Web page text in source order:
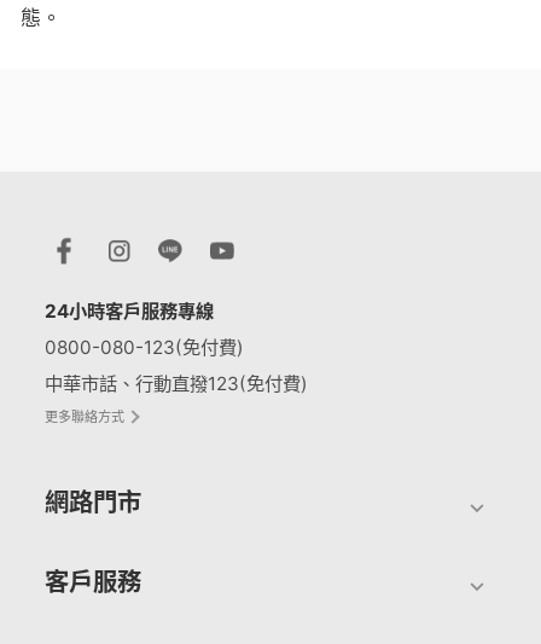
態。
24小時客戶服務專線
0800-080-123(免付費)
中華市話、行動直撥123(免付費)
更多聯絡方式
網路門市
客戶服務